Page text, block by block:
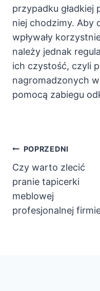
przypadku gładkiej
niej chodzimy. Aby
wpływały
należy jednak
ich czystość, czyli
nagromadzonych
pomocą zabiegu
Nawigacja
wpisu
POPRZEDNI
Czy warto zlecić
pranie tapicerki
meblowej
profesjonalnej